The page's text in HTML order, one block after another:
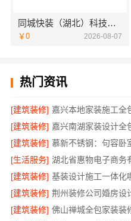
同城快装（湖北）科技有限公司：湖北全包一站式装修日式原木风快速交付
￥0 2026-08-07
热门资讯
[建筑装修] 嘉兴本地家装施工全
[建筑装修] 嘉兴南湖家装设计全
[建筑装修] 慕新不锈钢：句容卧
[生活服务]
[建筑装修]
[建筑装修]
[建筑装修]